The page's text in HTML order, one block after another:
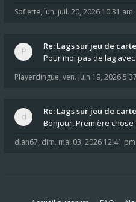
Soflette, lun. juil. 20, 2026 10:31 am
Re: Lags sur jeu de
Pour moi pas de lag
Playerdingue, ven. juin 19, 2026
Re: Lags sur jeu de
Bonjour, Première
dlan67, dim. mai 03, 2026 12:41 pm